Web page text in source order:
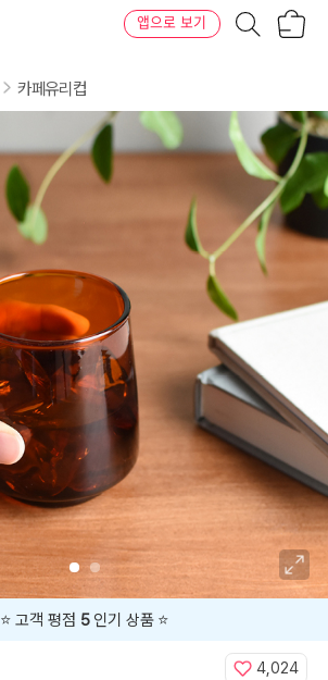
앱으로 보기
카페유리컵
⭐️ 고객 평점 5인기 상품 ⭐️
4,024